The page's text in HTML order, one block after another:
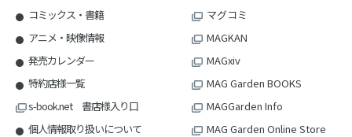
コミックス・書籍
アニメ・映像情報
発売カレンダー
特約店様一覧
s-book.net 書店様入り口
個人情報取り扱いについて
マグコミ
MAGKAN
MAGxiv
MAG Garden BOOKS
MAGGarden Info
MAG Garden Online Store